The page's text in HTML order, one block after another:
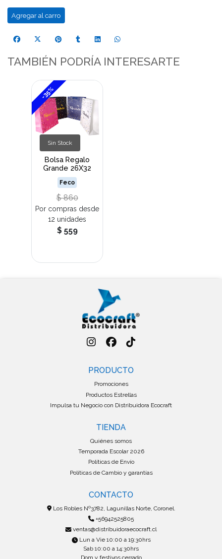
Agregar al carro
TAMBIÉN PODRÍA INTERESARTE
-35%
Sin Stock
Bolsa Regalo
Grande 26X32
Feco
$ 860
Por compras desde
12 unidades
$ 559
PRODUCTO
Promociones
Productos Estrellas
Impulsa tu Negocio con Distribuidora Ecocraft
TIENDA
Quiénes somos
Temporada Escolar 2026
Políticas de Envío
Políticas de Cambio y garantías
CONTACTO
Los Robles Nº3782, Lagunillas Norte, Coronel.
+56942525805
ventas@distribuidoraecocraft.cl
Lun a Vie 10:00 a 19:30hrs
Sab 10:00 a 14:30hrs